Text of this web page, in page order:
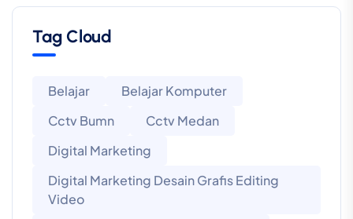
Tag Cloud
Belajar
Belajar Komputer
Cctv Bumn
Cctv Medan
Digital Marketing
Digital Marketing Desain Grafis Editing
Video